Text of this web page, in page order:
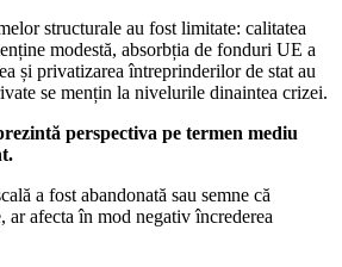
structurale au fost limitate: calitatea
modestă, absorbția de fonduri UE a
și privatizarea întreprinderilor de stat au
se mențin la nivelurile dinaintea crizei.
perspectiva pe termen mediu
a fost abandonată sau semne că
ar afecta în mod negativ încrederea